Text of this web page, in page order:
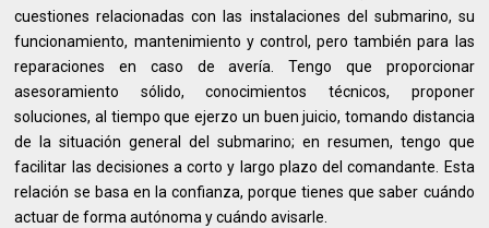
cuestiones relacionadas con las instalaciones del submarino, su
funcionamiento, mantenimiento y control, pero también para las
reparaciones en caso de avería. Tengo que proporcionar
asesoramiento sólido, conocimientos técnicos, proponer
soluciones, al tiempo que ejerzo un buen juicio, tomando distancia
de la situación general del submarino; en resumen, tengo que
facilitar las decisiones a corto y largo plazo del comandante. Esta
relación se basa en la confianza, porque tienes que saber cuándo
actuar de forma autónoma y cuándo avisarle.